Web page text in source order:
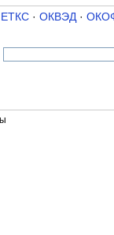
ЕТКС· ОКВЭД·